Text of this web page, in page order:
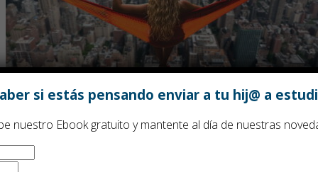
Cómo vencer el miedo a una estancia de estudios
en el extranjero
si estás pensando enviar a tu hij@ a
nuestro Ebook gratuito y mantente al día de nuestras